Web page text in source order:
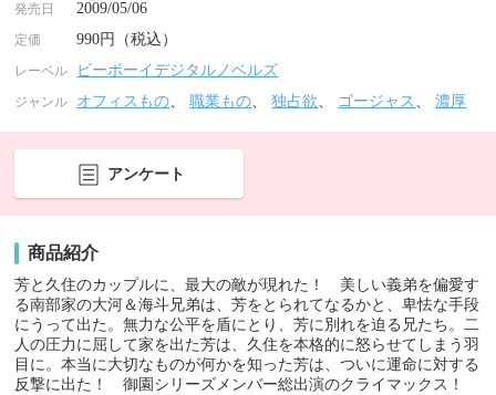
発売日 2009/05/06
定価 990円（税込）
レーベル ビーボーイデジタルノベルズ
ジャンル オフィスもの、職業もの、独占欲、 ゴージャス 、濃厚
アンケート
商品紹介
芳と久住のカップルに、最大の敵が現れた！ 美しい義弟を偏愛す
る南部家の大河＆海斗兄弟は、芳をとられてなるかと、卑怯な手段
にうって出た。無力な公平を盾にとり、芳に別れを迫る兄たち。二
人の圧力に屈して家を出た芳は、久住を本格的に怒らせてしまう羽
目に。本当に大切なものが何かを知った芳は、ついに運命に対する
反撃に出た！ 御園シリーズメンバー総出演のクライマックス！